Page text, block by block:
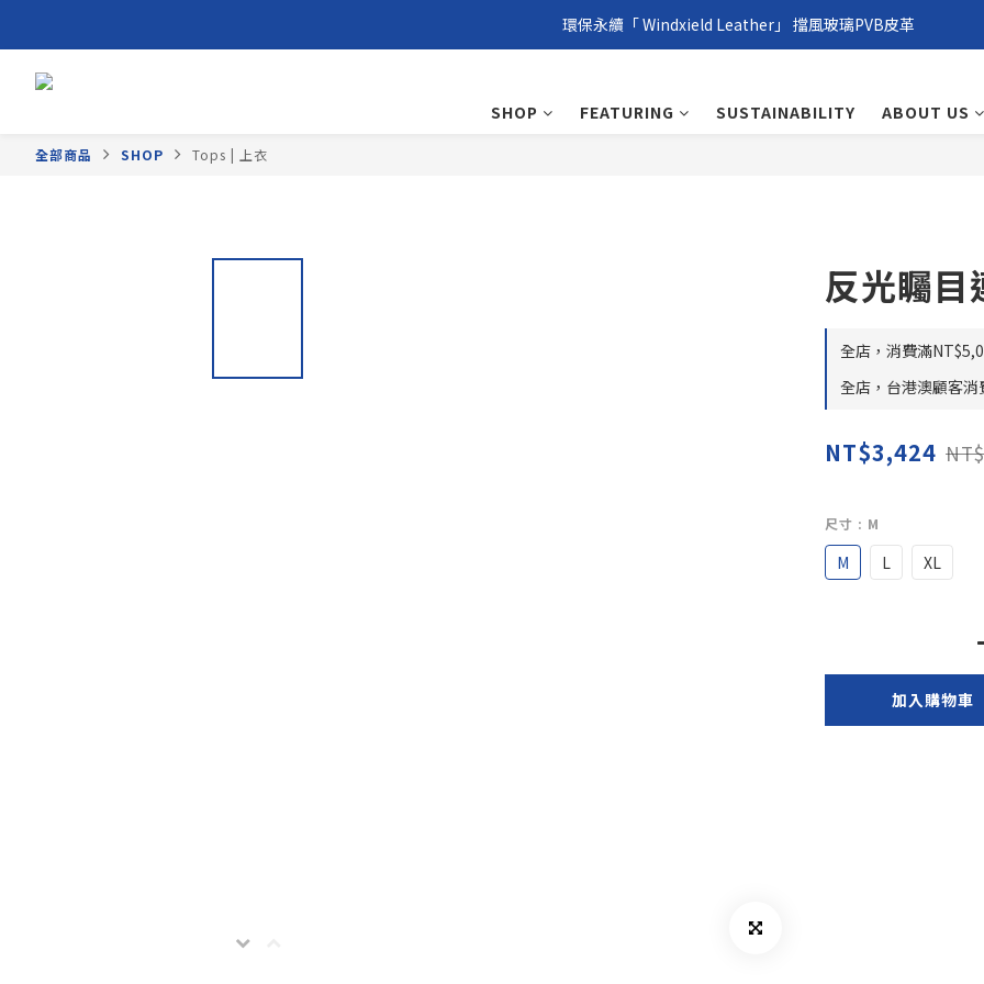
環保永續「 Windxield Leather」 擋風玻璃PVB皮革
環保永續「 Windxield Leather」 擋風玻璃PVB皮革
環保永續「 Windxield Leather」 擋風玻璃PVB皮革
SHOP FEATURING SUSTAINABILITY ABOUT US
全部商品 SHOP Tops | 上衣
反光矚
全店，消費滿
全店，台港澳顧客
NT$3,424
尺寸 : M
M L XL
加入購物車